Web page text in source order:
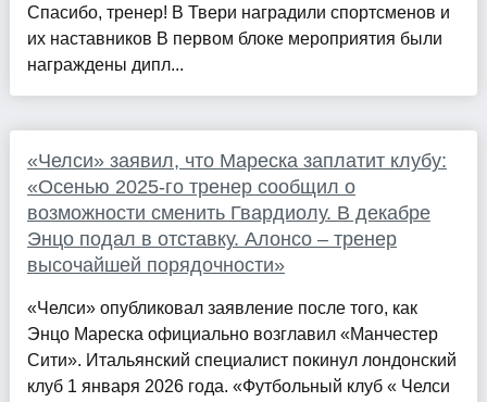
Спасибо, тренер! В Твери наградили спортсменов и
их наставников В первом блоке мероприятия были
награждены дипл...
«Челси» заявил, что Мареска заплатит клубу:
«Осенью 2025-го тренер сообщил о
возможности сменить Гвардиолу. В декабре
Энцо подал в отставку. Алонсо – тренер
высочайшей порядочности»
«Челси» опубликовал заявление после того, как
Энцо Мареска официально возглавил «Манчестер
Сити». Итальянский специалист покинул лондонский
клуб 1 января 2026 года. «Футбольный клуб « Челси